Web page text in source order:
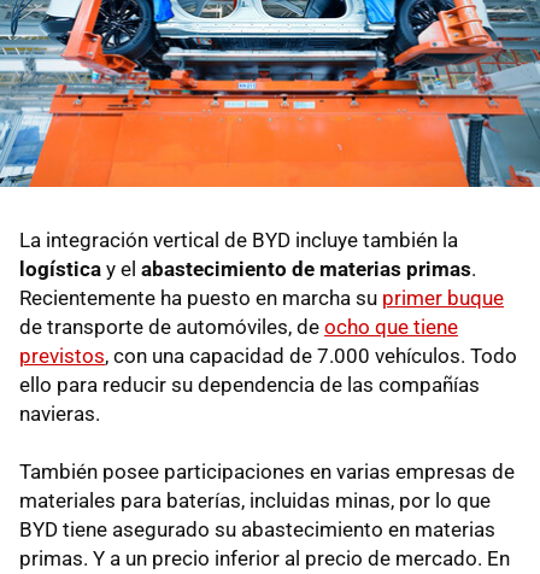
La integración vertical de BYD incluye también la
logística y el abastecimiento de materias primas.
Recientemente ha puesto en marcha su primer buque
de transporte de automóviles, de ocho que tiene
previstos, con una capacidad de 7.000 vehículos. Todo
ello para reducir su dependencia de las compañías
navieras.
También posee participaciones en varias empresas de
materiales para baterías, incluidas minas, por lo que
BYD tiene asegurado su abastecimiento en materias
primas. Y a un precio inferior al precio de mercado. En